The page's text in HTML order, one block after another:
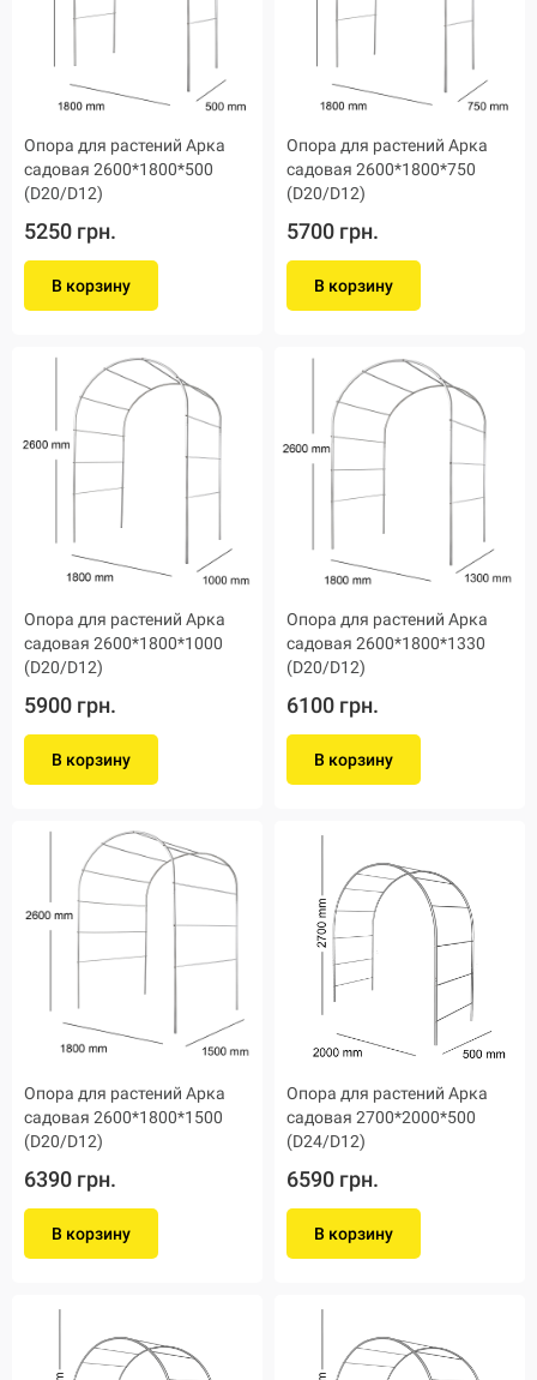
Опора для растений Арка
садовая 2600*1800*500
(D20/D12)
5250 грн.
В корзину
Опора для растений Арка
садовая 2600*1800*750
(D20/D12)
5700 грн.
В корзину
Опора для растений Арка
садовая 2600*1800*1000
(D20/D12)
5900 грн.
В корзину
Опора для растений Арка
садовая 2600*1800*1330
(D20/D12)
6100 грн.
В корзину
Опора для растений Арка
садовая 2600*1800*1500
(D20/D12)
6390 грн.
В корзину
Опора для растений Арка
садовая 2700*2000*500
(D24/D12)
6590 грн.
В корзину